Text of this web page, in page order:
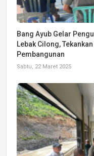
Bang Ayub Gelar
Lebak Cilong,
Pembangunan
Sabtu, 22 Maret 2025